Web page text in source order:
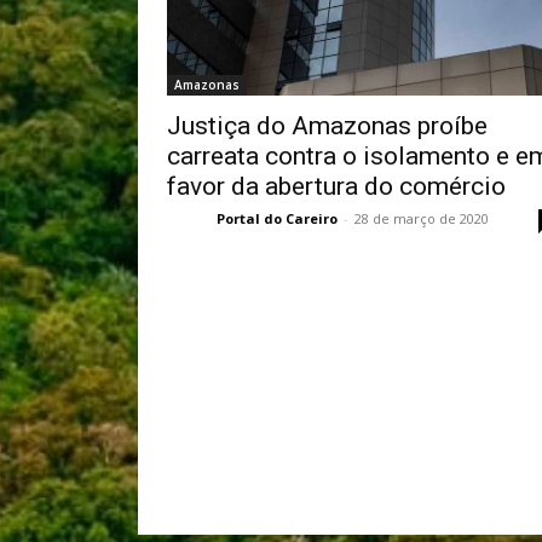
Amazonas
Justiça do Amazonas proíbe
carreata contra o isolamento e
favor da abertura do comércio
Portal do Careiro - 28 de março de 2020